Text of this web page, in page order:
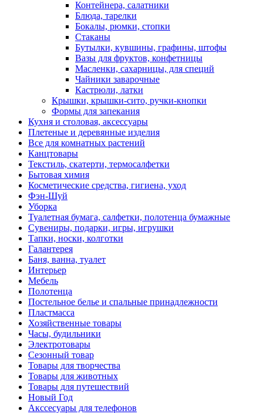
Контейнера, салатники
Блюда, тарелки
Бокалы, рюмки, стопки
Стаканы
Бутылки, кувшины, графины, штофы
Вазы для фруктов, конфетницы
Масленки, сахарницы, для специй
Чайники заварочные
Кастрюли, латки
Крышки, крышки-сито, ручки-кнопки
Формы для запекания
Кухня и столовая, аксессуары
Плетеные и деревянные изделия
Все для комнатных растений
Канцтовары
Текстиль, скатерти, термосалфетки
Бытовая химия
Косметические средства, гигиена, уход
Фэн-Шуй
Уборка
Туалетная бумага, салфетки, полотенца бумажные
Сувениры, подарки, игры, игрушки
Тапки, носки, колготки
Галантерея
Баня, ванна, туалет
Интерьер
Мебель
Полотенца
Постельное белье и спальные принадлежности
Пластмасса
Хозяйственные товары
Часы, будильники
Электротовары
Сезонный товар
Товары для творчества
Товары для животных
Товары для путешествий
Новый Год
Акссесуары для телефонов